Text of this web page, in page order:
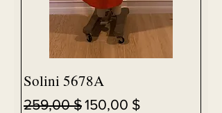
Solini 5678A
Κανονική τιμή
259,00 $Τιμή Έκπτωσης
150,00 $